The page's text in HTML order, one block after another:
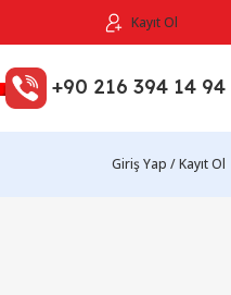
Kayıt Ol
+90 216 394 14 94
Giriş Yap / Kayıt Ol